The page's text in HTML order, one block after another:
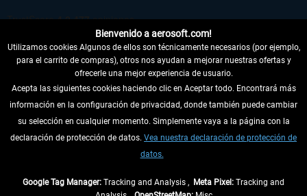
DESISTIR DEL CONTRATO
INFORMACIÓN
Bienvenido a aerosoft.com!
Utilizamos cookies Algunos de ellos son técnicamente necesarios (por ejemplo,
para el carrito de compras), otros nos ayudan a mejorar nuestras ofertas y
ofrecerle una mejor experiencia de usuario.
Acepta las siguientes cookies haciendo clic en Aceptar todo. Encontrará más
información en la configuración de privacidad, donde también puede cambiar
su selección en cualquier momento. Simplemente vaya a la página con la
declaración de protección de datos. Vea nuestra declaración de protección de
datos.
Google Tag Manager: Tracking and Analysis , Meta Pixel: Tracking and